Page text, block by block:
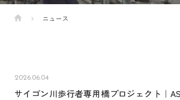
ニュース
2026.06.04
サイゴン川歩行者専用橋プロジェクト｜